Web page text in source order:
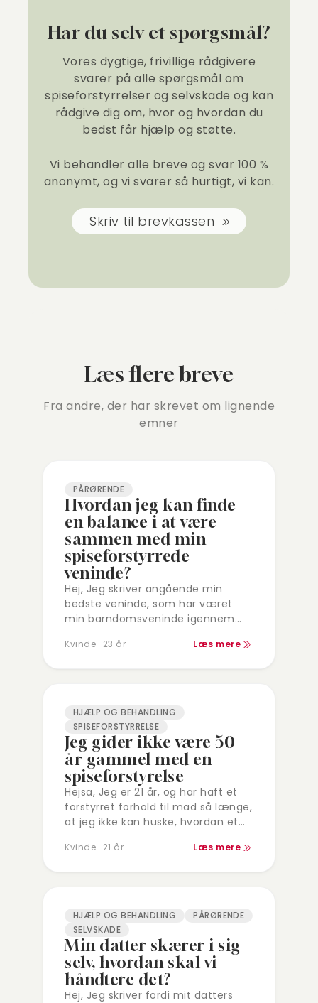
Har du selv et spørgsmål?
Vores dygtige, frivillige rådgivere
svarer på alle spørgsmål om
spiseforstyrrelser og selvskade og kan
rådgive dig om, hvor og hvordan du
bedst får hjælp og støtte.
Vi behandler alle breve og svar 100 %
anonymt, og vi svarer så hurtigt, vi kan.
Skriv til brevkassen
Læs flere breve
Fra andre, der har skrevet om lignende
emner
PÅRØRENDE
Hvordan jeg kan finde
en balance i at være
sammen med min
spiseforstyrrede
veninde?
Hej, Jeg skriver angående min
bedste veninde, som har været
min barndomsveninde igennem
spiseforstyrrelse i 7 klasse, og
Kvinde · 23 år Læs mere
HJÆLP OG BEHANDLING
SPISEFORSTYRRELSE
Jeg gider ikke være 50
år gammel med en
spiseforstyrelse
Hejsa, Jeg er 21 år, og har haft et
forstyrret forhold til mad så længe,
at jeg ikke kan huske, hvordan et
Kvinde · 21 år Læs mere
HJÆLP OG BEHANDLING
PÅRØRENDE
SELVSKADE
Min datter skærer i sig
selv, hvordan skal vi
håndtere det?
Hej, Jeg skriver fordi mit datters